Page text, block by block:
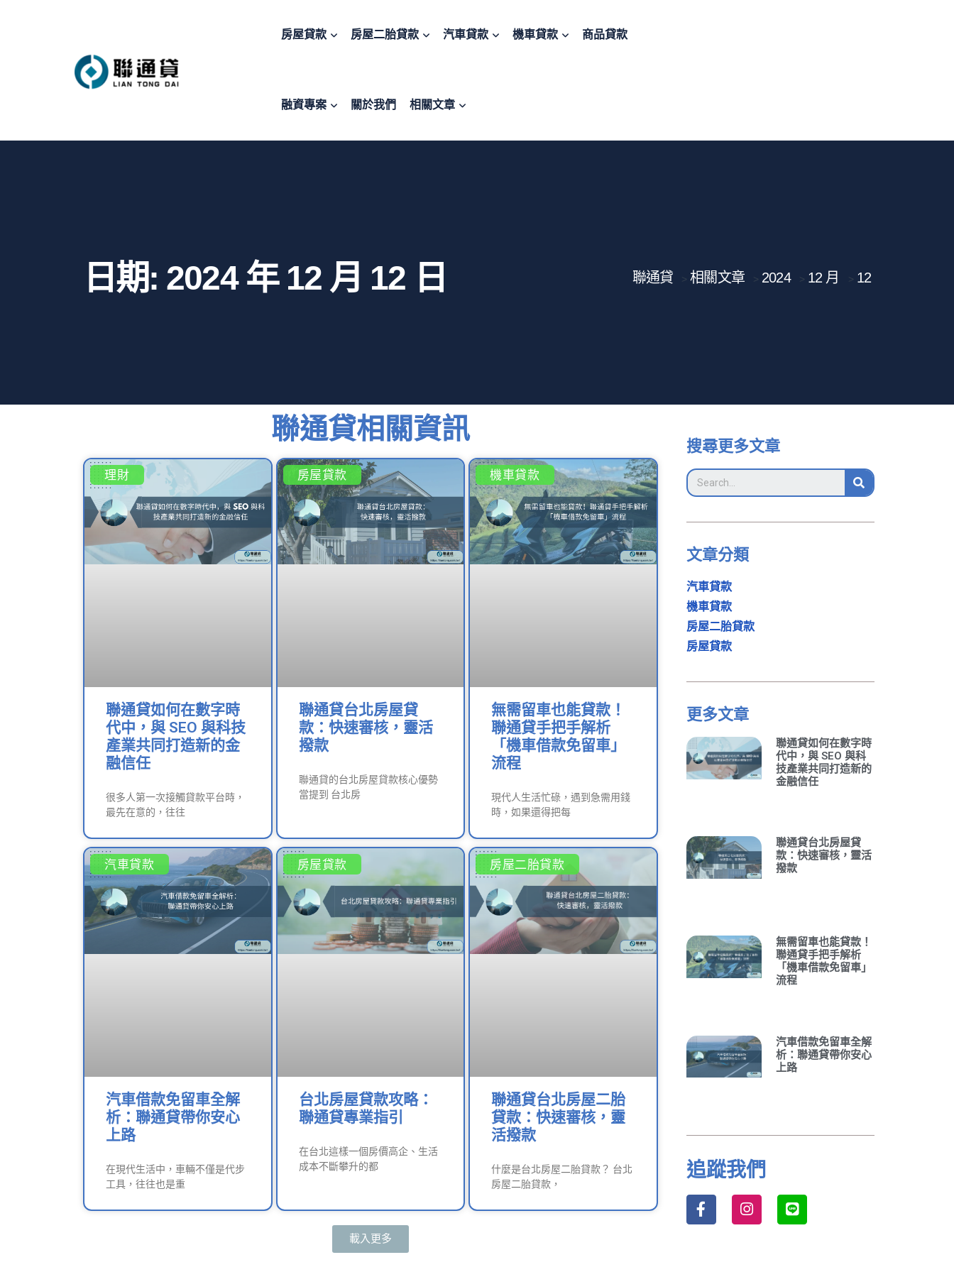
房屋貸款 房屋二胎貸款 汽車貸款 機車貸款 商品貸款
融資專案 關於我們 相關文章
日期: 2024 年 12 月 12 日 聯通貸 >相關文章 > 2024 > 12 月 > 12
聯通貸相關資訊
理財
聯通貸如何在數字時
代中，與 SEO 與科技
產業共同打造新的金
融信任
很多人第一次接觸貸款平台時，
最先在意的，往往
房屋貸款
聯通貸台北房屋貸
款：快速審核，靈活
撥款
聯通貸的台北房屋貸款核心優勢
當提到 台北房
機車貸款
無需留車也能貸款！
聯通貸手把手解析
「機車借款免留車」
流程
現代人生活忙碌，遇到急需用錢
時，如果還得把每
汽車貸款
汽車借款免留車全解
析：聯通貸帶你安心
上路
在現代生活中，車輛不僅是代步
工具，往往也是重
房屋貸款
台北房屋貸款攻略：
聯通貸專業指引
在台北這樣一個房價高企、生活
成本不斷攀升的都
房屋二胎貸款
聯通貸台北房屋二胎
貸款：快速審核，靈
活撥款
什麼是台北房屋二胎貸款？ 台北
房屋二胎貸款，
載入更多
搜尋更多文章
文章分類
汽車貸款
機車貸款
房屋二胎貸款
房屋貸款
更多文章
聯通貸如何在數字時
代中，與 SEO 與科
技產業共同打造新的
金融信任
聯通貸台北房屋貸
款：快速審核，靈活
撥款
無需留車也能貸款！
聯通貸手把手解析
「機車借款免留車」
流程
汽車借款免留車全解
析：聯通貸帶你安心
上路
追蹤我們